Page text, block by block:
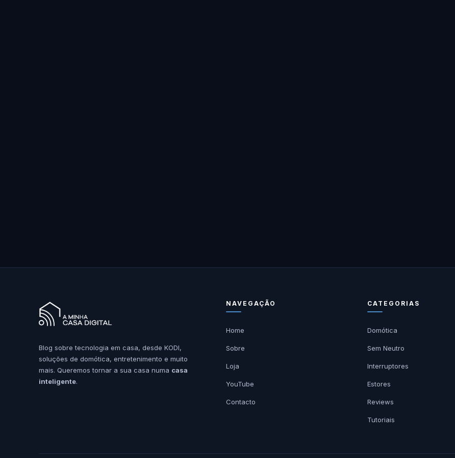
Blog sobre tecnologia em casa, desde KODI,
soluções de domótica, entretenimento e muito
mais. Queremos tornar a sua casa numa casa
inteligente.
NAVEGAÇÃO
Home
Sobre
Loja
YouTube
Contacto
CATEGORIAS
Domótica
Sem Neutro
Interruptores
Estores
Reviews
Tutoriais